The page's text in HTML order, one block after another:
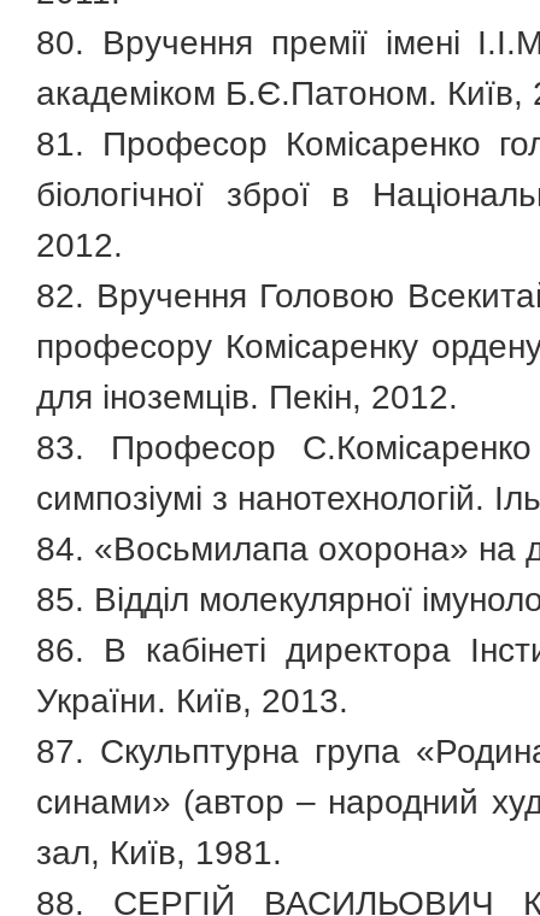
80. Вручення премії імені
академіком Б.Є.Патоном. Київ,
81. Професор Комісаренко
біологічної зброї в
2012.
82. Вручення Головою
професору Комісаренку
для іноземців. Пекін, 2012.
83. Професор С.Комісаренко
симпозіумі з нанотехнологій.
84. «Восьмилапа охорона» на
85. Відділ молекулярної
86. В кабінеті директора
України. Київ, 2013.
87. Скульптурна група
синами» (автор – народний
зал, Київ, 1981.
88. СЕРГІЙ ВАСИЛЬОВИЧ